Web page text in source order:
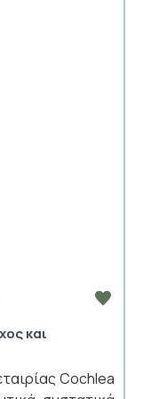
και
Cochlea